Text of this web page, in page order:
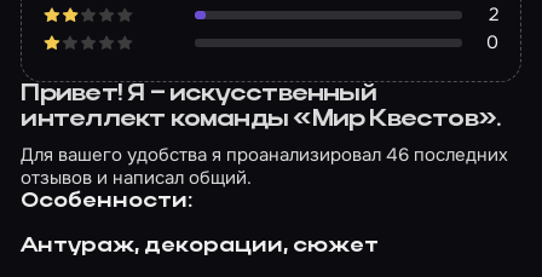
2
0
Привет! Я – искусственный
интеллект команды «Мир Квестов».
Для вашего удобства я проанализировал 46 последних
отзывов и написал общий.
Особенности:
Антураж, декорации, сюжет